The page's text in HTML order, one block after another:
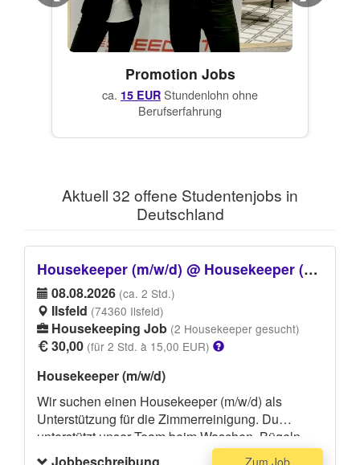
Promotion Jobs
ca. 15 EUR Stundenlohn ohne
Berufserfahrung
Aktuell 32 offene Studentenjobs in
Deutschland
Housekeeper (m/w/d) @ Housekeeper (m/w/d)
08.08.2026 (ca. 2 Std.)
Ilsfeld (74360 Ilsfeld)
Housekeeping Job (2 Housekeeper gesucht)
30,00 (für 2 Std. à 15,00 EUR)
Housekeeper (m/w/d)
Wir suchen einen Housekeeper (m/w/d) als
Unterstützung für die Zimmerreinigung. Du
unterstützt unser Team beim Waschen, Bügeln
und Falten der Wäsche. Zu deinen weiteren